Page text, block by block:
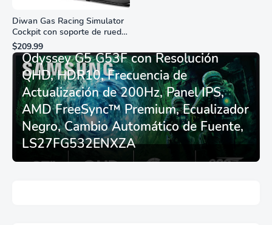
Diwan Gas Racing Simulator
Cockpit con soporte de rueda
de carreras plegable y
asiento - Logitech
G29/920/923/27/25,
Thrustmaster
T248/X/T300RS/T150/458/TX
$209.99
Monitor Gamer SAMSUNG 27”
Odyssey G5 G53F con Resolución
QHD, HDR10, Frecuencia de
Actualización de 200Hz, Panel IPS,
AMD FreeSync™ Premium, Ecualizador
Negro, Cambio Automático de Fuente,
LS27FG532ENXZA